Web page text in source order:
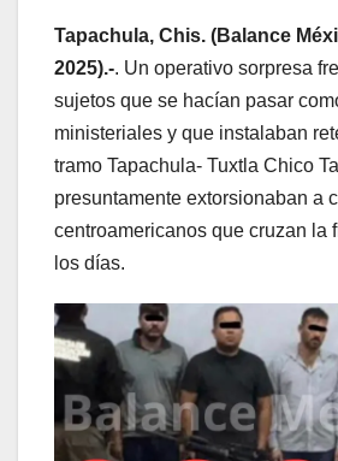
Tapachula, Chis. (Balance
2025).-. Un operativo sorpresa
sujetos que se hacían pasar
ministeriales y que instalaban
tramo Tapachula- Tuxtla Chico
presuntamente extorsionaban a
centroamericanos que cruzan la
los días.